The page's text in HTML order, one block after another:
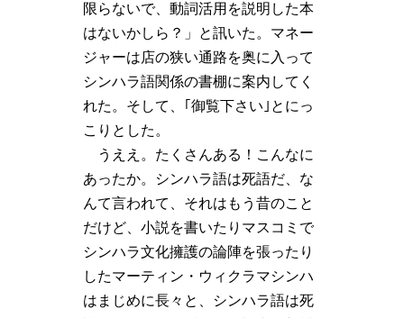
限らないで、動詞活用を説明した本
はないかしら？」と訊いた。マネー
ジャーは店の狭い通路を奥に入って
シンハラ語関係の書棚に案内してく
れた。そして、｢御覧下さい｣とにっ
こりとした。
うええ。たくさんある！こんなに
あったか。シンハラ語は死語だ、な
んて言われて、それはもう昔のこと
だけど、小説を書いたりマスコミで
シンハラ文化擁護の論陣を張ったり
したマーティン・ウィクラマシンハ
はまじめに長々と、シンハラ語は死